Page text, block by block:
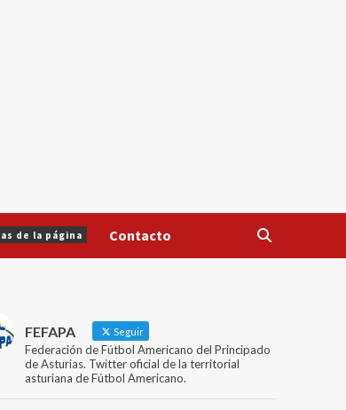
de la página Contacto
FEFAPA Seguir
Federación de Fútbol Americano del Principado
de Asturias. Twitter oficial de la territorial
asturiana de Fútbol Americano.